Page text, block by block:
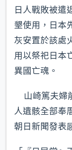
日人戰敗被遣
墾使用，日本
灰安置於該處
用以祭祀日本
異國亡魂。
山崎篤夫婦
人遺骸全部奉
朝日新聞發表